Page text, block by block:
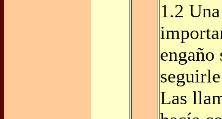
1.2
engaño
Las